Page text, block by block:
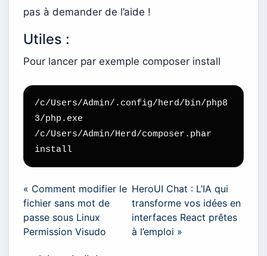
pas à demander de l’aide !
Utiles :
Pour lancer par exemple composer install
/c/Users/Admin/.config/herd/bin/php8
3/php.exe
/c/Users/Admin/Herd/composer.phar
« Comment modifier le
fichier sans mot de
passe sous Linux
Permission Visudo
HeroUI Chat : L’IA qui
transforme vos idées en
interfaces React prêtes
à l’emploi »